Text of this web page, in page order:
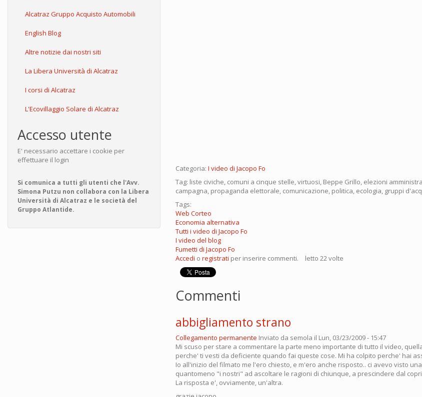
Alcatraz Gruppo Acquisto Automobili
English Blog
Altre notizie dai nostri siti
La Libera Università di Alcatraz
I corsi di Alcatraz
L'Ecovillaggio Solare di Alcatraz
Accesso utente
E' necessario accettare i cookie per
effettuare il login
Si comunica a tutti gli utenti che l'Avv.
Simona Putzu non collabora con la Libera
Università di Alcatraz e le società del
Gruppo Atlantide.
Categoria: I video di Jacopo Fo
Tag: liste civiche, comuni a cinque stelle, virtuosi, Beppe Grillo, elezioni
campagna, propaganda elettorale, comunicazione, politica, ecologia, gruppi
Tags:
Web Corteo
Economia alternativa
Tutti i video di Jacopo Fo
I video del blog
Fumetti di Jacopo Fo
Accedi o registrati per inserire commenti. letto 22 volte
Commenti
abbigliamento strano
Collegamento permanente Inviato da semola il Lun, 03/23/2009 - 15:47
Mi scuso per stare a commentare la parte meno importante di tutto il video,
perche' ti vesti da deficiente quando fai queste cose. Mi ha colpito perche' hai
Io all'inizio del filmato me l'ero chiesto, e m'ero anche risposto.. ci avevo visto
quantomeno "i nostri" ad ascoltare le ragioni di chiunque, a prescindere dal
La risposta e', ovviamente, un'altra.